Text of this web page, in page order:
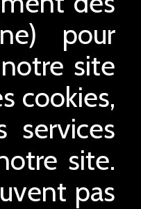
pour
site
cookies,
site.
pas